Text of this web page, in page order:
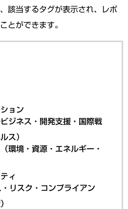
該当するタグが表示され、レポ
とができます。
ョン
ジネス・開発支援・国際戦
ス）
環境・資源・エネルギー・
ィ
リスク・コンプライアン